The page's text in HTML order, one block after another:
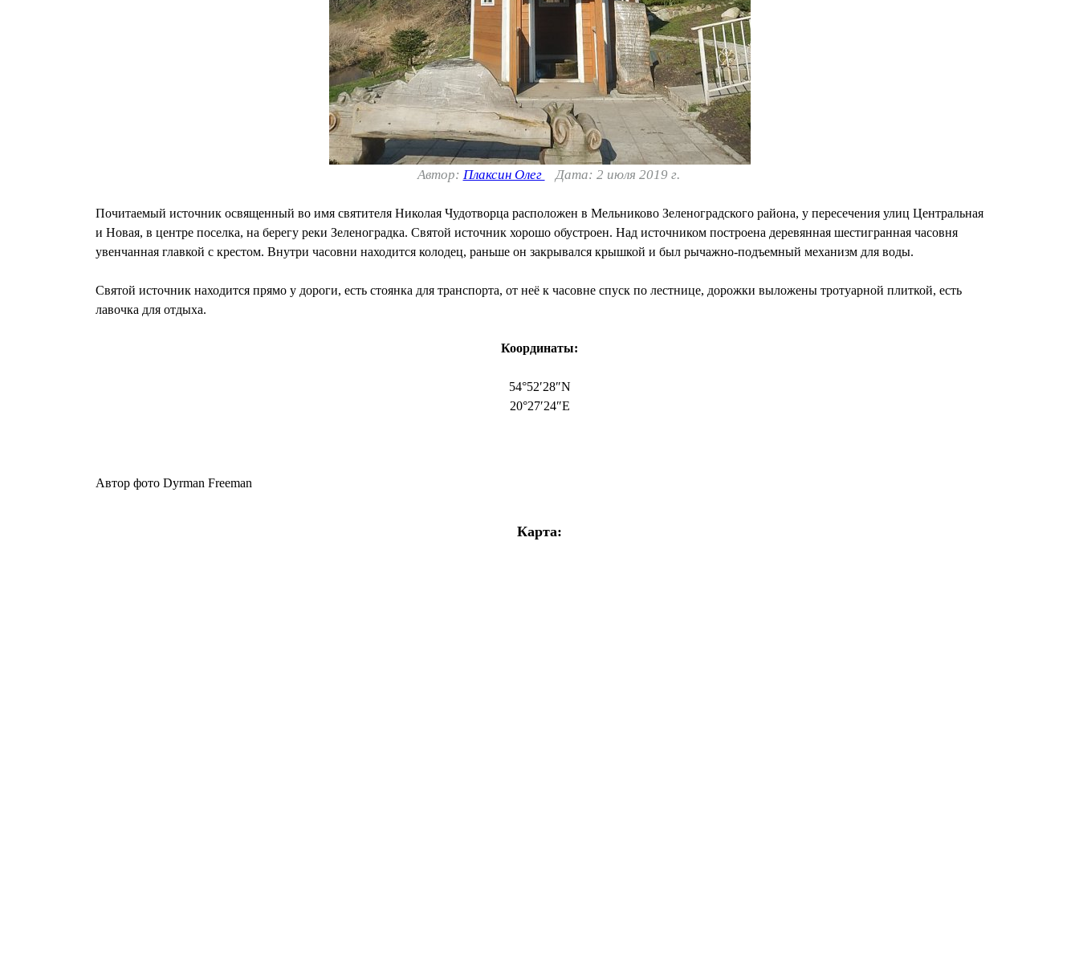
Автор: Плаксин Олег Дата: 2 июля 2019 г.
Почитаемый источник освященный во имя святителя Николая Чудотворца расположен в Мельниково Зеленоградского района, у пересечения улиц Центральная
и Новая, в центре поселка, на берегу реки Зеленоградка. Святой источник хорошо обустроен. Над источником построена деревянная шестигранная часовня
увенчанная главкой с крестом. Внутри часовни находится колодец, раньше он закрывался крышкой и был рычажно-подъемный механизм для воды.
Святой источник находится прямо у дороги, есть стоянка для транспорта, от неё к часовне спуск по лестнице, дорожки выложены тротуарной плиткой, есть
лавочка для отдыха.
Координаты:
54°52′28″N
20°27′24″E
Автор фото Dyrman Freeman
Карта: